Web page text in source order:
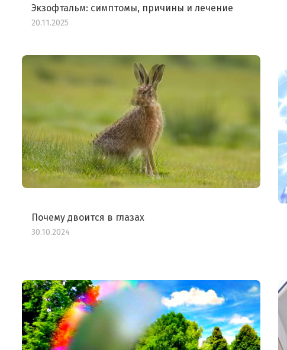
Экзофтальм: симптомы, причины и лечение
20.11.2025
Почему двоится в глазах
30.10.2024